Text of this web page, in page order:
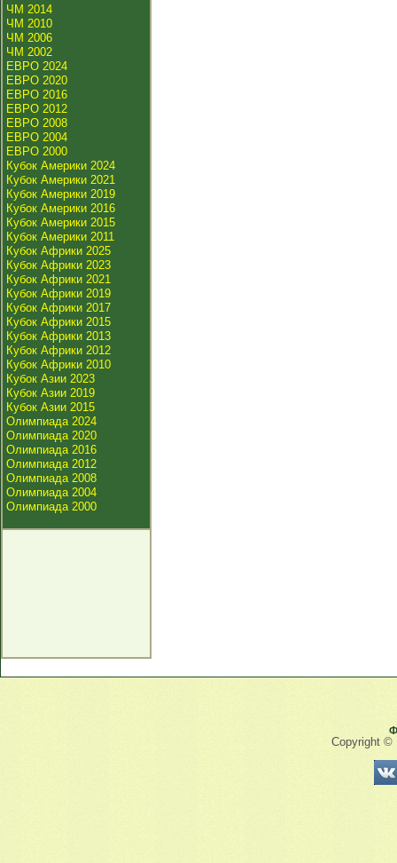
ЧМ 2014
ЧМ 2010
ЧМ 2006
ЧМ 2002
ЕВРО 2024
ЕВРО 2020
ЕВРО 2016
ЕВРО 2012
ЕВРО 2008
ЕВРО 2004
ЕВРО 2000
Кубок Америки 2024
Кубок Америки 2021
Кубок Америки 2019
Кубок Америки 2016
Кубок Америки 2015
Кубок Америки 2011
Кубок Африки 2025
Кубок Африки 2023
Кубок Африки 2021
Кубок Африки 2019
Кубок Африки 2017
Кубок Африки 2015
Кубок Африки 2013
Кубок Африки 2012
Кубок Африки 2010
Кубок Азии 2023
Кубок Азии 2019
Кубок Азии 2015
Олимпиада 2024
Олимпиада 2020
Олимпиада 2016
Олимпиада 2012
Олимпиада 2008
Олимпиада 2004
Олимпиада 2000
Copyright ©